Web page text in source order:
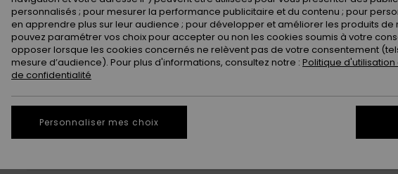
personnalisés ; pour mesurer la performance publicitaire et du contenu ; pour
en apprendre plus sur leur audience ; pour développer et améliorer les produits de
pouvez paramétrer vos choix pour accepter ou non les cookies soumis à votre
opposer lorsque les cookies concernés ne relèvent pas de votre consentement
mesure d’audience). Pour plus d'informations, consultez notre : Politique
de confidentialité
Personnaliser mes choix